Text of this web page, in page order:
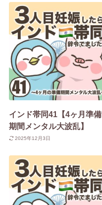
インド帯同41【4ヶ月準備
期間メンタル大波乱】
2025年12月3日